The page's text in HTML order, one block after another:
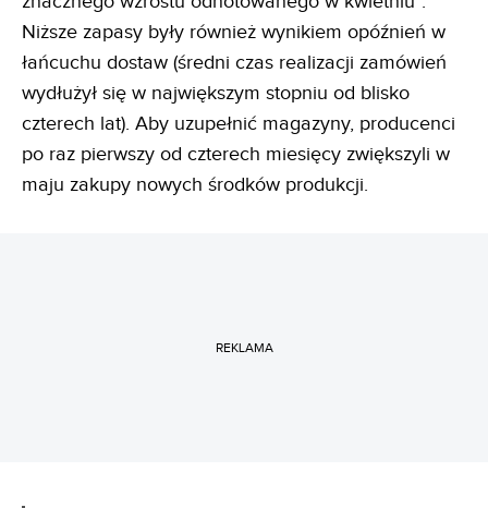
Niższe zapasy były również wynikiem opóźnień w
łańcuchu dostaw (średni czas realizacji zamówień
wydłużył się w największym stopniu od blisko
czterech lat). Aby uzupełnić magazyny, producenci
po raz pierwszy od czterech miesięcy zwiększyli w
maju zakupy nowych środków produkcji.
REKLAMA